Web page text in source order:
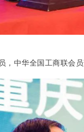
，中华全国工商联会